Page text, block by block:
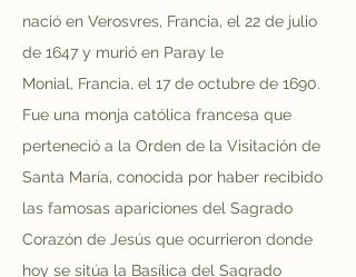
nació en Verosvres, Francia, el 22 de julio
de 1647 y murió en Paray le
Monial, Francia, el 17 de octubre de 1690.
Fue una monja católica francesa que
perteneció a la Orden de la Visitación de
Santa María, conocida por haber recibido
las famosas apariciones del Sagrado
Corazón de Jesús que ocurrieron donde
hoy se sitúa la Basílica del Sagrado